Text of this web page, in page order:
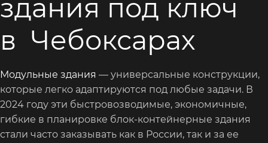
здания под ключ
в Чебоксарах
Модульные здания — универсальные конструкции,
которые легко адаптируются под любые задачи. В
2024 году эти быстровозводимые, экономичные,
гибкие в планировке блок-контейнерные здания
стали часто заказывать как в России, так и за ее